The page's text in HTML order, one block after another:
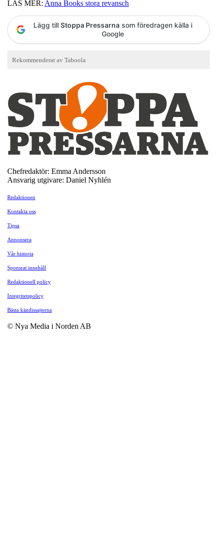
LÄS MER: Anna Books stora revansch
Lägg till Stoppa Pressarna som föredragen källa i
Google
Chefredaktör: Emma Andersson
Ansvarig utgivare: Daniel Nyhlén
Redaktionen
Kontakta oss
Tipsa
Annonsera
Vår historia
Sponsrat innehåll
Redaktionell policy
Integritetspolicy
Bästa kändissajterna
© Nya Media i Norden AB